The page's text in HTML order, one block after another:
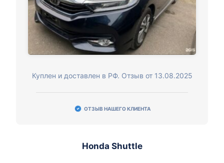
Куплен и доставлен в РФ. Отзыв от 13.08.2025
ОТЗЫВ НАШЕГО КЛИЕНТА
Honda Shuttle